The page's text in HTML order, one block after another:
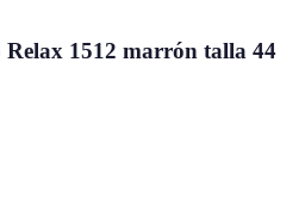
Relax 1512 marrón talla 44